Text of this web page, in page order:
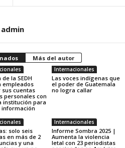
admin
Más del autor
la SEDH
empleados
sus cuentas
personales con
institución para
Internacionales
Las voces indígenas que
el poder de Guatemala
no logra callar
solo seis
en más de 2
y una
Internacionales
Informe Sombra 2025 |
Aumenta la violencia
letal con 23 periodistas